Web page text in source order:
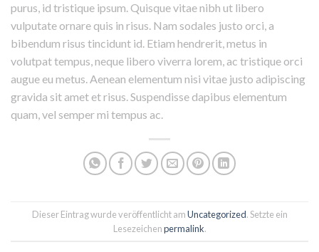
purus, id tristique ipsum. Quisque vitae nibh ut libero
vulputate ornare quis in risus. Nam sodales justo orci, a
bibendum risus tincidunt id. Etiam hendrerit, metus in
volutpat tempus, neque libero viverra lorem, ac tristique orci
augue eu metus. Aenean elementum nisi vitae justo adipiscing
gravida sit amet et risus. Suspendisse dapibus elementum
quam, vel semper mi tempus ac.
Dieser Eintrag wurde veröffentlicht amUncategorized. Setzte ein
Lesezeichenpermalink.